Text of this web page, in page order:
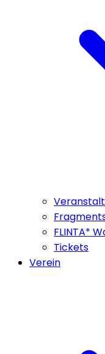
FLINTA*
Tickets
Verein